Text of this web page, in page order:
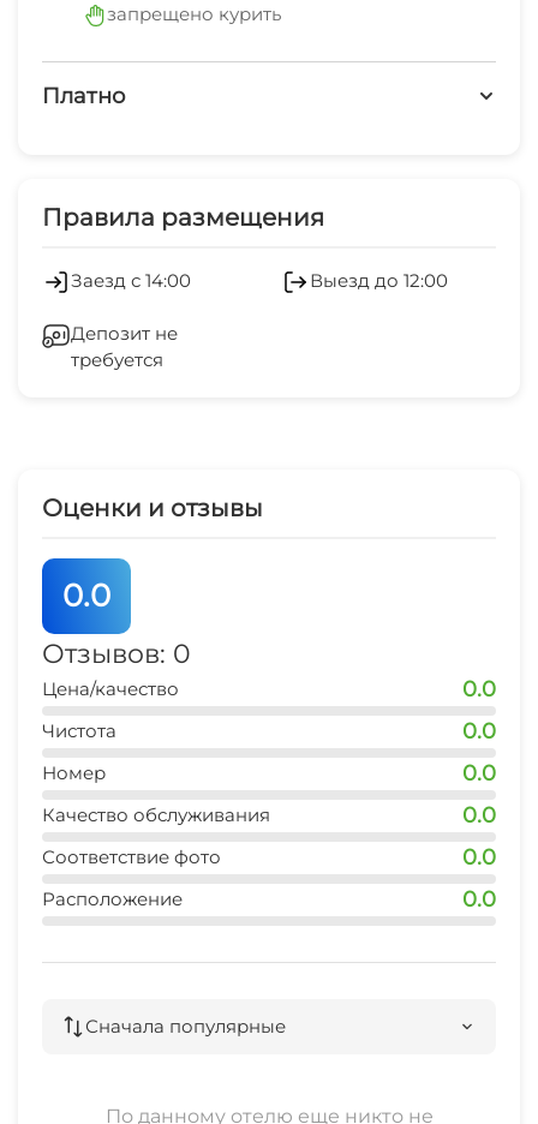
запрещено курить
Платно
Отопление
Индивидуальная регистрация заезда и
отъезда
Поздняя регистрация выезда
Ускоренная регистрация выезда
Ускоренная регистрация заезда
Правила размещения
Заезд с 14:00 Выезд до 12:00
Депозит не
требуется
Оценки и отзывы
0.0
Отзывов: 0
Цена/качество 0.0
Чистота 0.0
Номер 0.0
Качество обслуживания 0.0
Соответствие фото 0.0
Расположение 0.0
Сначала популярные
По данному отелю еще никто не